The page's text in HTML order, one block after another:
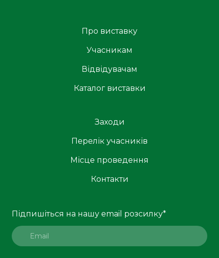
Про виставку
Учасникам
Відвідувачам
Каталог виставки
Заходи
Перелік учасників
Місце проведення
Контакти
Підпишіться на нашу email розсилку*